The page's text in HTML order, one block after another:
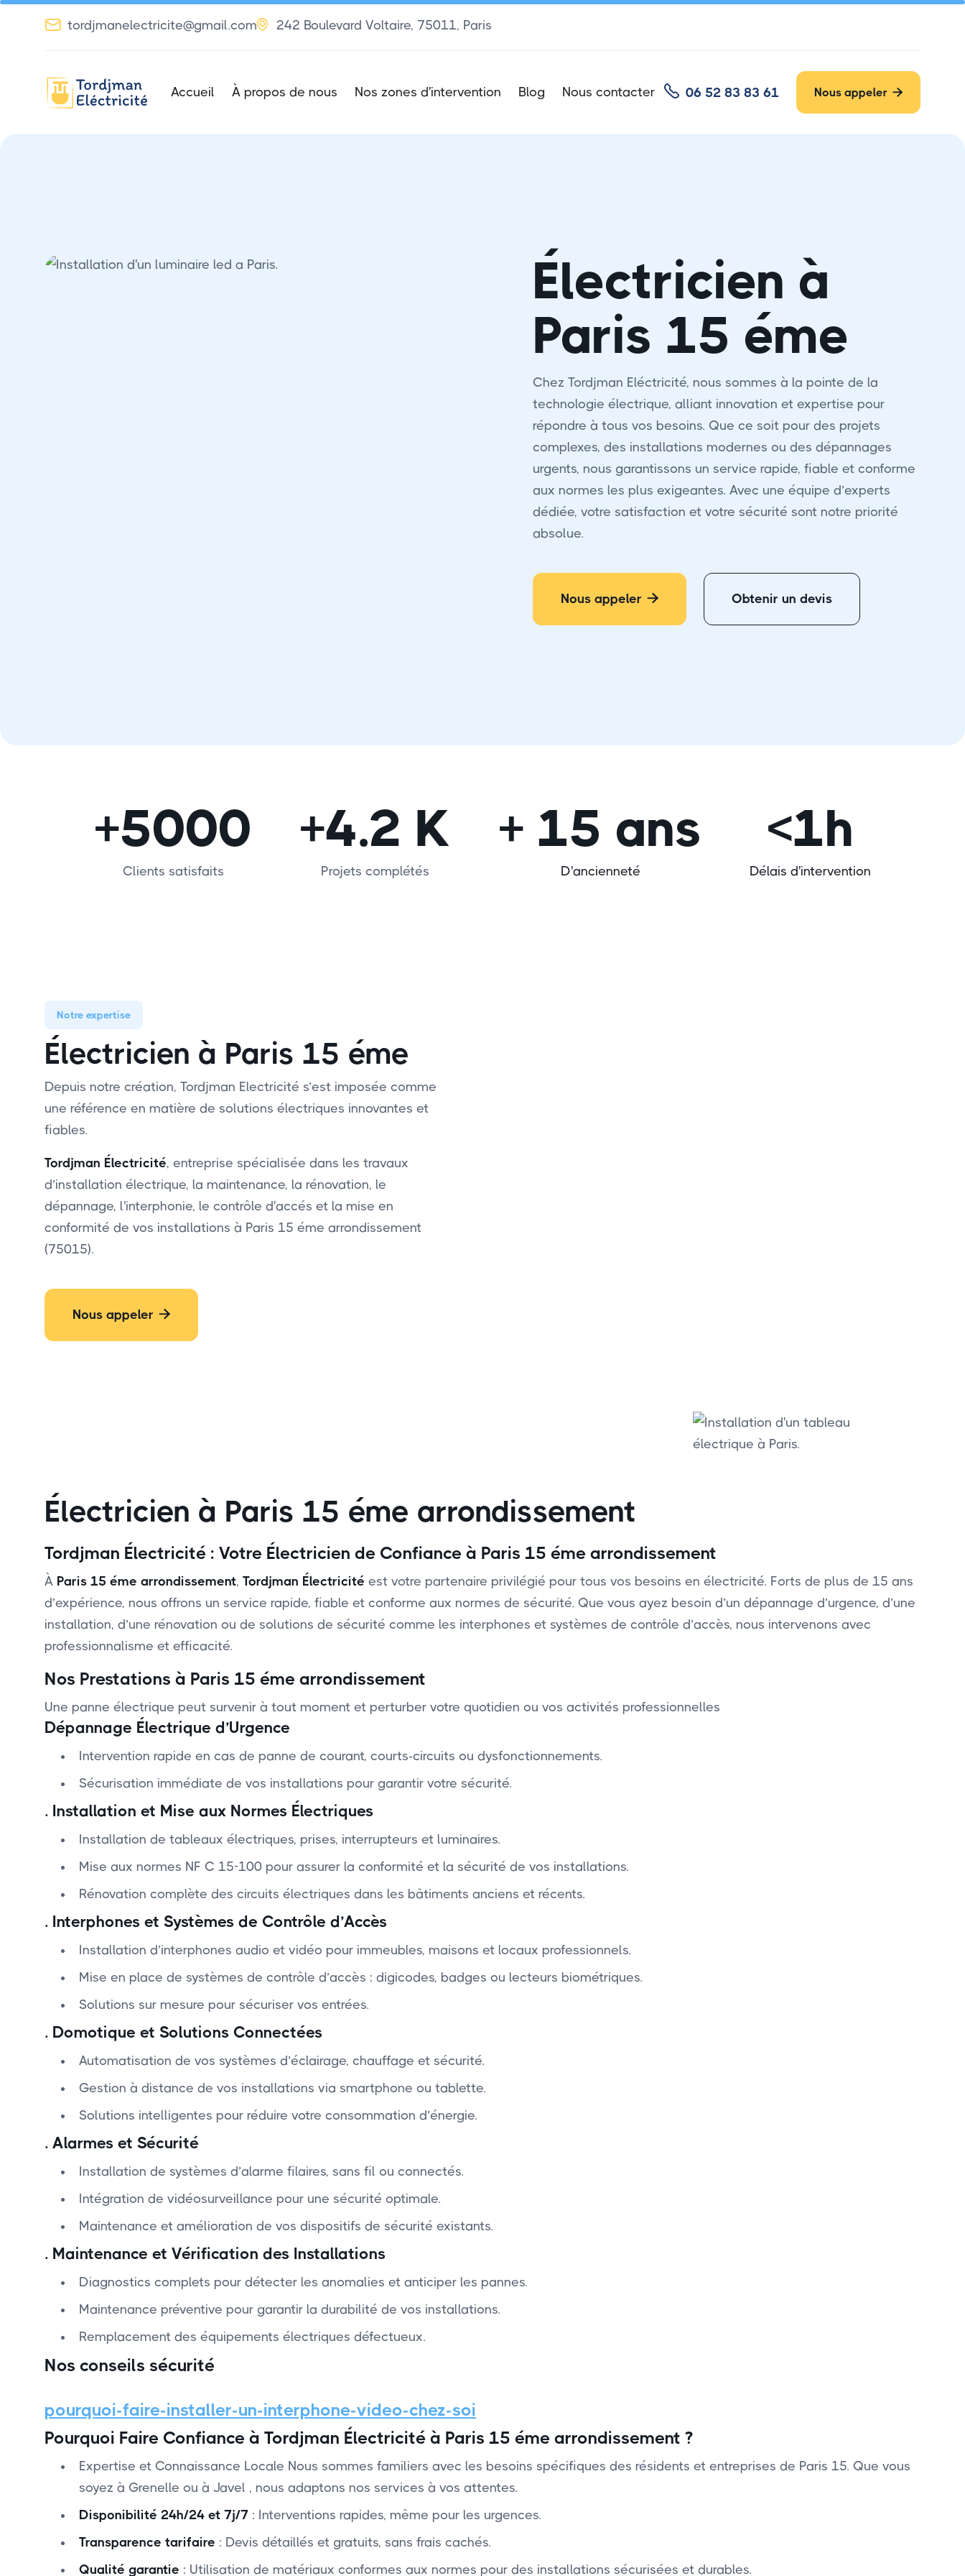
 tordjmanelectricite@gmail.com 242 Boulevard Voltaire, 75011, Paris
Accueil À propos de nous Nos zones d'intervention Blog Nous contacter  06 52 83 83 61 Nous appeler 
Électricien à
Paris 15 éme
Chez Tordjman Eléctricité, nous sommes à la pointe de la
technologie électrique, alliant innovation et expertise pour
répondre à tous vos besoins. Que ce soit pour des projets
complexes, des installations modernes ou des dépannages
urgents, nous garantissons un service rapide, fiable et conforme
aux normes les plus exigeantes. Avec une équipe d’experts
dédiée, votre satisfaction et votre sécurité sont notre priorité
absolue.
Nous appeler  Obtenir un devis
+5000
Clients satisfaits
+4.2 K
Projets complétés
+ 15 ans
D'ancienneté
<1h
Délais d'intervention
Notre expertise
Électricien à Paris 15 éme
Depuis notre création, Tordjman Electricité s’est imposée comme
une référence en matière de solutions électriques innovantes et
fiables.
Tordjman Électricité, entreprise spécialisée dans les travaux
d’installation électrique, la maintenance, la rénovation, le
dépannage, l'interphonie, le contrôle d'accés et la mise en
conformité de vos installations à Paris 15 éme arrondissement
(75015).
Nous appeler 
Électricien à Paris 15 éme arrondissement
Tordjman Électricité : Votre Électricien de Confiance à Paris 15 éme arrondissement
À Paris 15 éme arrondissement, Tordjman Électricité est votre partenaire privilégié pour tous vos besoins en électricité. Forts de plus de 15 ans
d’expérience, nous offrons un service rapide, fiable et conforme aux normes de sécurité. Que vous ayez besoin d’un dépannage d’urgence, d’une
installation, d’une rénovation ou de solutions de sécurité comme les interphones et systèmes de contrôle d’accès, nous intervenons avec
professionnalisme et efficacité.
Nos Prestations à Paris 15 éme arrondissement
Une panne électrique peut survenir à tout moment et perturber votre quotidien ou vos activités professionnelles
Dépannage Électrique d’Urgence
Intervention rapide en cas de panne de courant, courts-circuits ou dysfonctionnements.
Sécurisation immédiate de vos installations pour garantir votre sécurité.
. Installation et Mise aux Normes Électriques
Installation de tableaux électriques, prises, interrupteurs et luminaires.
Mise aux normes NF C 15-100 pour assurer la conformité et la sécurité de vos installations.
Rénovation complète des circuits électriques dans les bâtiments anciens et récents.
. Interphones et Systèmes de Contrôle d’Accès
Installation d’interphones audio et vidéo pour immeubles, maisons et locaux professionnels.
Mise en place de systèmes de contrôle d’accès : digicodes, badges ou lecteurs biométriques.
Solutions sur mesure pour sécuriser vos entrées.
. Domotique et Solutions Connectées
Automatisation de vos systèmes d’éclairage, chauffage et sécurité.
Gestion à distance de vos installations via smartphone ou tablette.
Solutions intelligentes pour réduire votre consommation d’énergie.
. Alarmes et Sécurité
Installation de systèmes d’alarme filaires, sans fil ou connectés.
Intégration de vidéosurveillance pour une sécurité optimale.
Maintenance et amélioration de vos dispositifs de sécurité existants.
. Maintenance et Vérification des Installations
Diagnostics complets pour détecter les anomalies et anticiper les pannes.
Maintenance préventive pour garantir la durabilité de vos installations.
Remplacement des équipements électriques défectueux.
Nos conseils sécurité
pourquoi-faire-installer-un-interphone-video-chez-soi
Pourquoi Faire Confiance à Tordjman Électricité à Paris 15 éme arrondissement ?
Expertise et Connaissance Locale ‍Nous sommes familiers avec les besoins spécifiques des résidents et entreprises de Paris 15. Que vous
soyez à Grenelle ou à Javel , nous adaptons nos services à vos attentes. ‍
Disponibilité 24h/24 et 7j/7 : Interventions rapides, même pour les urgences.
Transparence tarifaire : Devis détaillés et gratuits, sans frais cachés.
Qualité garantie : Utilisation de matériaux conformes aux normes pour des installations sécurisées et durables.